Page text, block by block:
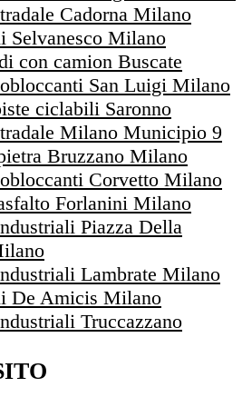
Cadorna Milano
Selvanesco Milano
con camion Buscate
San Luigi Milano
ciclabili Saronno
Milano Municipio 9
Bruzzano Milano
Corvetto Milano
Forlanini Milano
Piazza Della
Lambrate Milano
De Amicis Milano
Truccazzano